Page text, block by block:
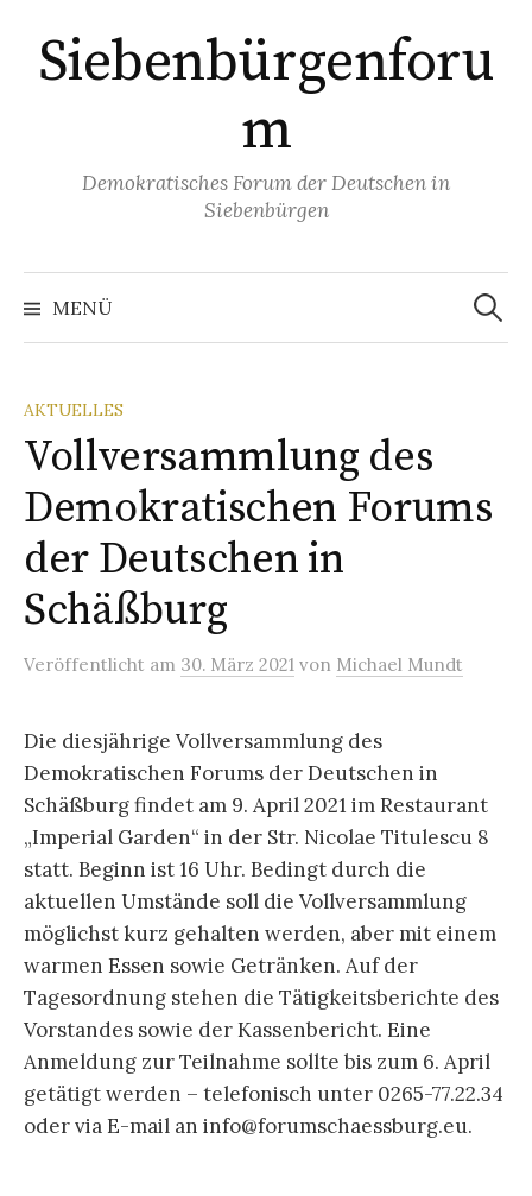
zum
Inhalt
Siebenbürgenforu
m
Demokratisches Forum der Deutschen in
Siebenbürgen
MENÜ
Suchen
nach:
AKTUELLES
Vollversammlung des
Demokratischen Forums
der Deutschen in
Schäßburg
Veröffentlicht am 30. März 2021 von Michael Mundt
Die diesjährige Vollversammlung des
Demokratischen Forums der Deutschen in
Schäßburg findet am 9. April 2021 im Restaurant
„Imperial Garden“ in der Str. Nicolae Titulescu 8
statt. Beginn ist 16 Uhr. Bedingt durch die
aktuellen Umstände soll die Vollversammlung
möglichst kurz gehalten werden, aber mit einem
warmen Essen sowie Getränken. Auf der
Tagesordnung stehen die Tätigkeitsberichte des
Vorstandes sowie der Kassenbericht. Eine
Anmeldung zur Teilnahme sollte bis zum 6. April
getätigt werden – telefonisch unter 0265-77.22.34
oder via E-mail an info@forumschaessburg.eu.